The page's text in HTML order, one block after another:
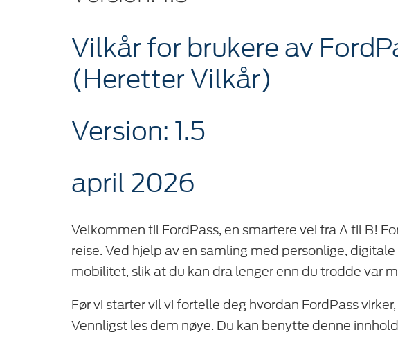
Vilkår for brukere av
(Heretter Vilkår)
Version: 1.5
april 2026
Velkommen til FordPass, en smartere vei fra A til B!
reise. Ved hjelp av en samling med personlige,
mobilitet, slik at du kan dra lenger enn du trodde var
Før vi starter vil vi fortelle deg hvordan FordPass
Vennligst les dem nøye. Du kan benytte denne